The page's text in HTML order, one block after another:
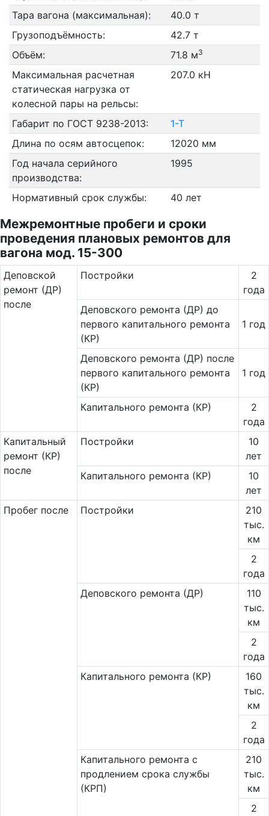
Тара вагона (максимальная):
40.0 т
Грузоподъёмность:
42.7 т
Объём:
71.8 м3
Максимальная расчетная
статическая нагрузка от
колесной пары на рельсы:
207.0 кН
Габарит по ГОСТ 9238-2013:
1-Т
Длина по осям автосцепок:
12020 мм
Год начала серийного
производства:
1995
Нормативный срок службы: 40 лет
Межремонтные пробеги и сроки
проведения плановых ремонтов для
вагона мод. 15-300
Де­повс­кой
ремонт (ДР)
после
Постройки
2
года
Деповского ремонта (ДР) до
первого капитального ремонта
(КР)
1 год
Деповского ремонта (ДР) после
первого капитального ремонта
(КР)
1 год
Капитального ремонта (КР)
2
года
Ка­пи­таль­ный
ремонт (КР)
после
Постройки
10
лет
Капитального ремонта (КР)
10
лет
Пробег после
Постройки
210
тыс.
км
2
года
Деповского ремонта (ДР)
110
тыс.
км
2
года
Капитального ремонта (КР)
160
тыс.
км
2
года
Капитального ремонта с
продлением срока службы
(КРП)
210
тыс.
км
2